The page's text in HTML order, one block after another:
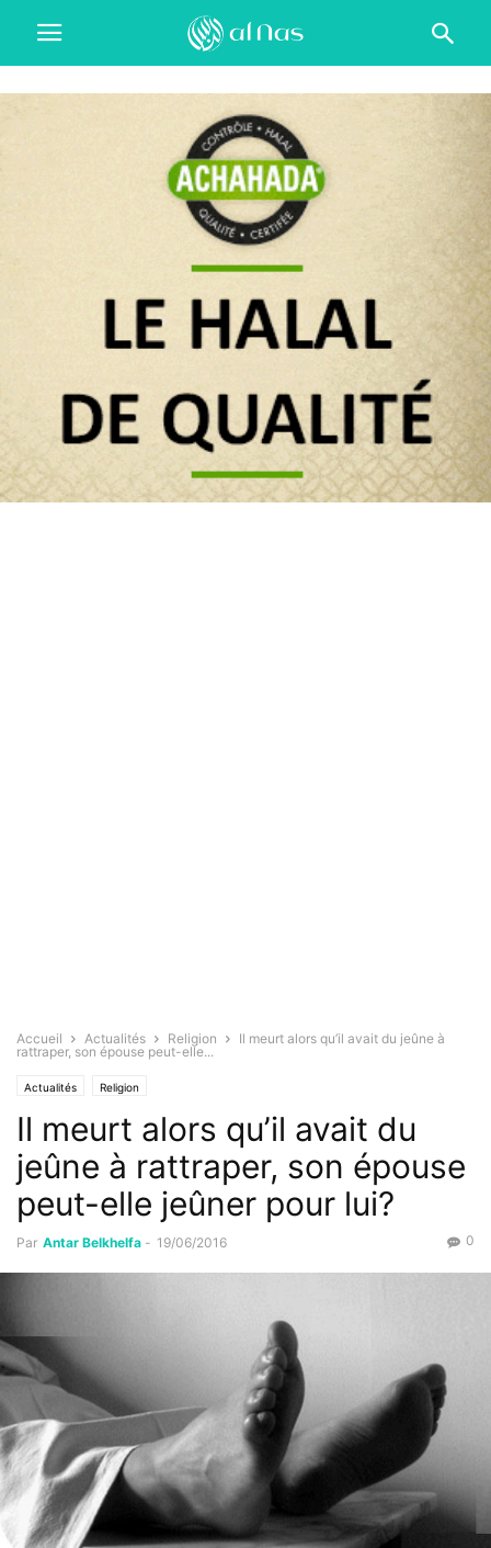
Accueil Actualités Religion
Il meurt alors qu’il avait du jeûne à
rattraper, son épouse peut-elle...
Actualités Religion
Il meurt alors qu’il avait du
jeûne à rattraper, son épouse
peut-elle jeûner pour lui?
Par Antar Belkhelfa - 19/06/2016 0